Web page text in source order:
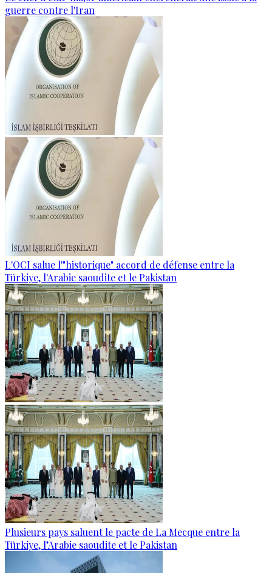
guerre contre l'Iran
L'OCI salue l'"historique" accord de défense entre la
Türkiye, l'Arabie saoudite et le Pakistan
Plusieurs pays saluent le pacte de La Mecque entre la
Türkiye, l’Arabie saoudite et le Pakistan